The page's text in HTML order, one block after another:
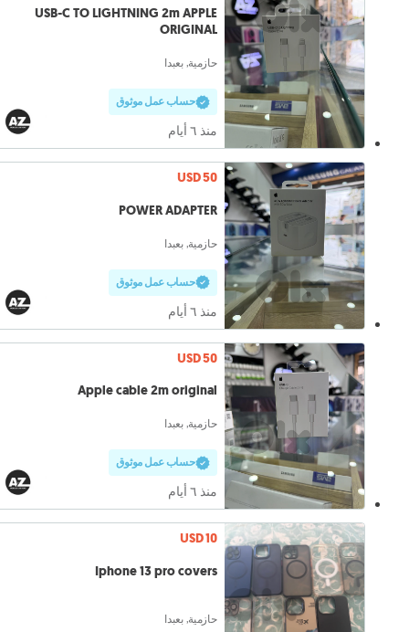
USB-C TO LIGHTNING 2m APPLE
ORIGINAL
حازمية, بعبدا
حساب عمل موثوق
منذ ٦ أيام
USD 50
POWER ADAPTER
حازمية, بعبدا
حساب عمل موثوق
منذ ٦ أيام
USD 50
Apple cable 2m original
حازمية, بعبدا
حساب عمل موثوق
منذ ٦ أيام
USD 10
Iphone 13 pro covers
حازمية, بعبدا